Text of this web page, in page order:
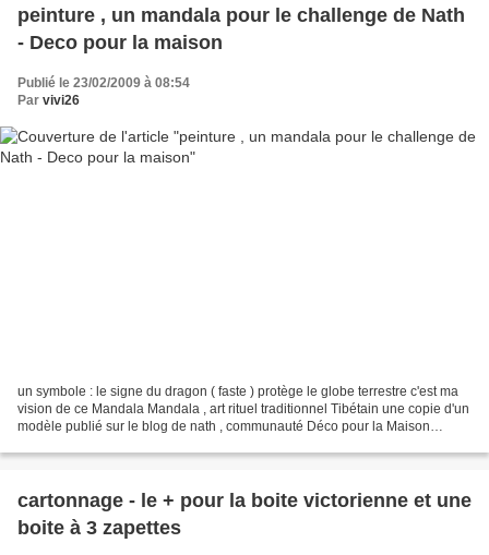
peinture , un mandala pour le challenge de Nath
- Deco pour la maison
Publié le 23/02/2009 à 08:54
Par vivi26
un symbole : le signe du dragon ( faste ) protège le globe terrestre c'est ma
vision de ce Mandala Mandala , art rituel traditionnel Tibétain une copie d'un
modèle publié sur le blog de nath , communauté Déco pour la Maison
cartonnage - le + pour la boite victorienne et une
boite à 3 zapettes